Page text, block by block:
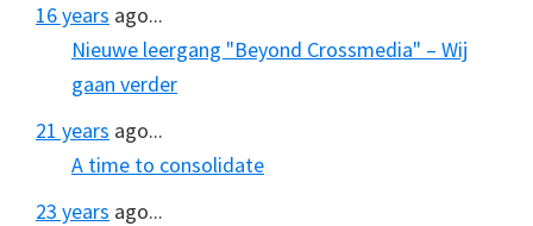
16 years ago...
Nieuwe leergang "Beyond Crossmedia" – Wij
gaan verder
21 years ago...
A time to consolidate
23 years ago...